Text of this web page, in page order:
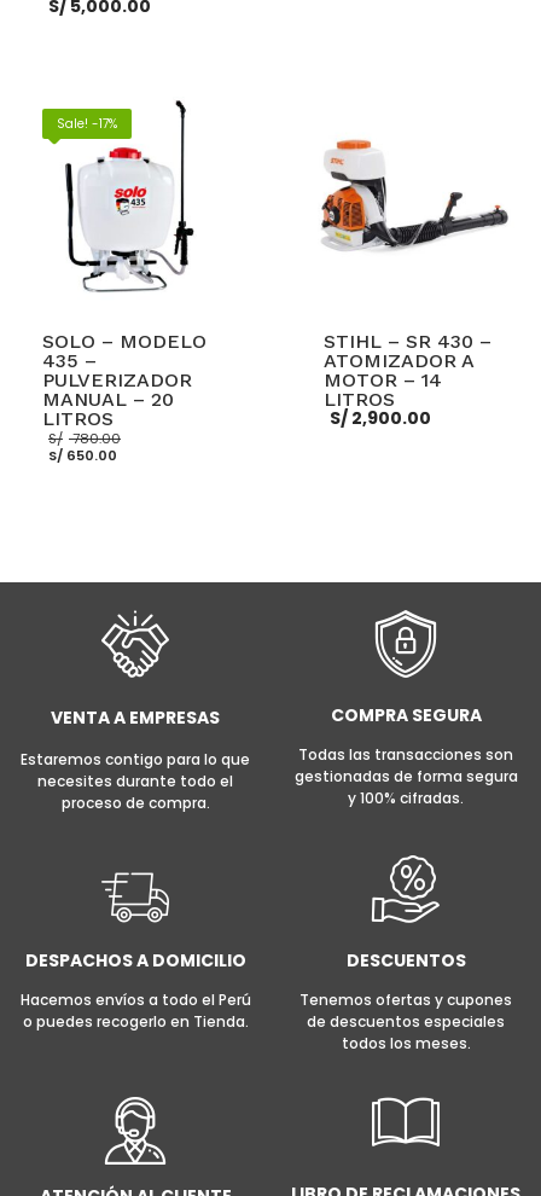
S/ 5,000.00
AÑADIR AL CARRITO
Sale! -17%
SOLO – MODELO
435 –
PULVERIZADOR
MANUAL – 20
LITROS
S/ 780.00
S/ 650.00
STIHL – SR 430 –
ATOMIZADOR A
MOTOR – 14
LITROS
S/2,900.00
VENTA A EMPRESAS
Estaremos contigo para lo que
necesites durante todo el
proceso de compra.
COMPRA SEGURA
Todas las transacciones son
gestionadas de forma segura
y 100% cifradas.
DESPACHOS A DOMICILIO
Hacemos envíos a todo el Perú
o puedes recogerlo en Tienda.
DESCUENTOS
Tenemos ofertas y cupones
de descuentos especiales
todos los meses.